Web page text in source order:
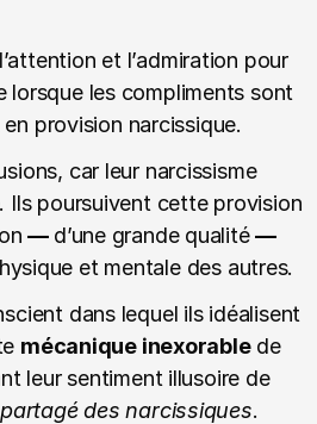
et l’admiration pour
lorsque les compliments sont
provision narcissique.
car leur narcissisme
Ils poursuivent cette provision
— d’une grande qualité —
et mentale des autres.
dans lequel ils idéalisent
mécanique inexorable de
leur sentiment illusoire de
des narcissiques.